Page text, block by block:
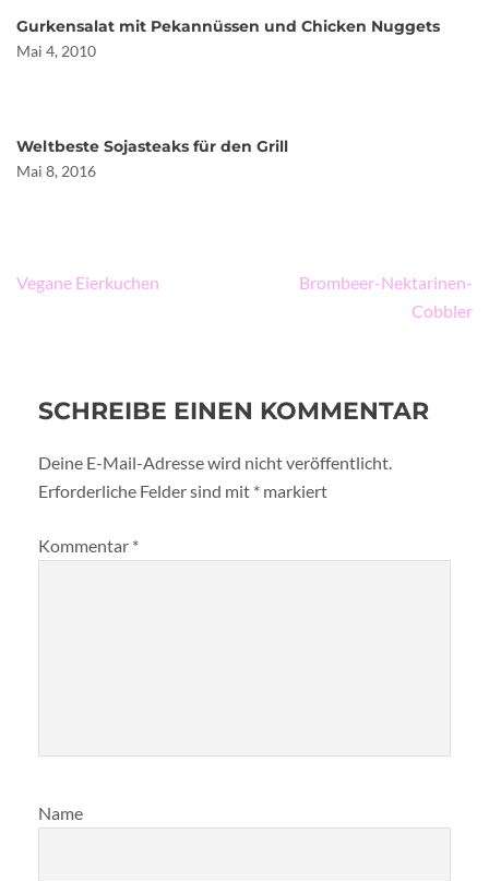
Gurkensalat mit Pekannüssen und Chicken Nuggets
Mai 4, 2010
Weltbeste Sojasteaks für den Grill
Mai 8, 2016
Beitragsnavigation
Vegane Eierkuchen
Brombeer-Nektarinen-
Cobbler
SCHREIBE EINEN KOMMENTAR
Deine E-Mail-Adresse wird nicht veröffentlicht.
Erforderliche Felder sind mit * markiert
Kommentar *
Name